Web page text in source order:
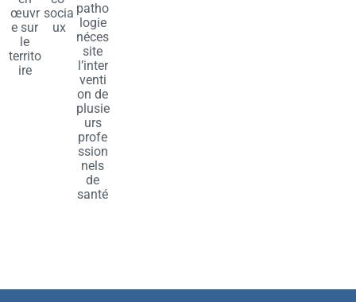
œuvr
e sur
le
territo
ire
socia
ux
patho
logie
néces
site
l’inter
venti
on de
plusie
urs
profe
ssion
nels
de
santé